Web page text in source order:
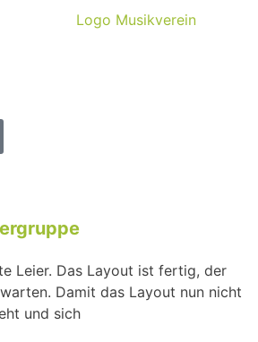
Leier. Das Layout ist fertig, der
Damit das Layout nun nicht
und sich